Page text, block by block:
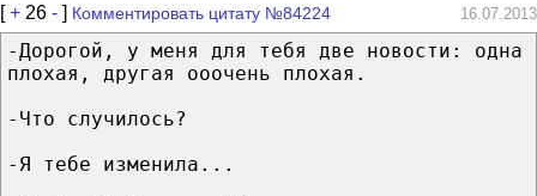
[+ 26 - ] Комментировать цитату №84224 16.07.2013
-Дорогой, у меня для тебя две новости: одна
плохая, другая ооочень плохая.
-Что случилось?
-Я тебе изменила...